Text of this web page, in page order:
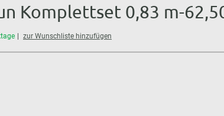
Komplettset 0,83 m-
zur Wunschliste hinzufügen